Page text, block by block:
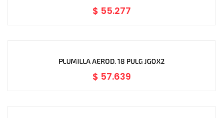
$ 55.277
PLUMILLA AEROD. 18 PULG JGOX2
$ 57.639